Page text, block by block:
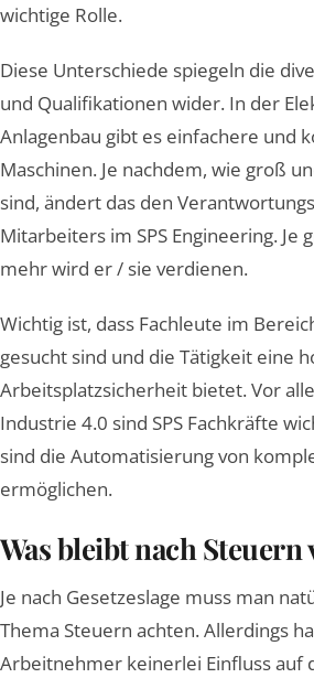
wichtige Rolle.
Diese Unterschiede spiegeln die
und Qualifikationen wider. In der
Anlagenbau gibt es einfachere und
Maschinen. Je nachdem, wie groß
sind, ändert das den
Mitarbeiters im SPS Engineering. Je
mehr wird er / sie verdienen.
Wichtig ist, dass Fachleute im
gesucht sind und die Tätigkeit eine
Arbeitsplatzsicherheit bietet. Vor
Industrie 4.0 sind SPS Fachkräfte
sind die Automatisierung von
ermöglichen.
Was bleibt nach Steuern
Je nach Gesetzeslage muss man
Thema Steuern achten. Allerdings
Arbeitnehmer keinerlei Einfluss auf